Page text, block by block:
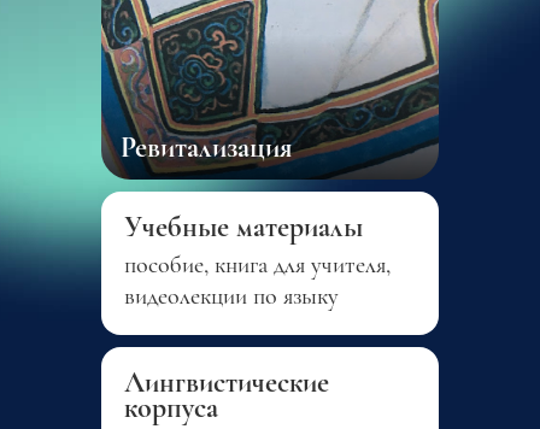
Ревитализация
Учебные материалы
пособие, книга для учителя,
видеолекции по языку
Лингвистические
корпуса